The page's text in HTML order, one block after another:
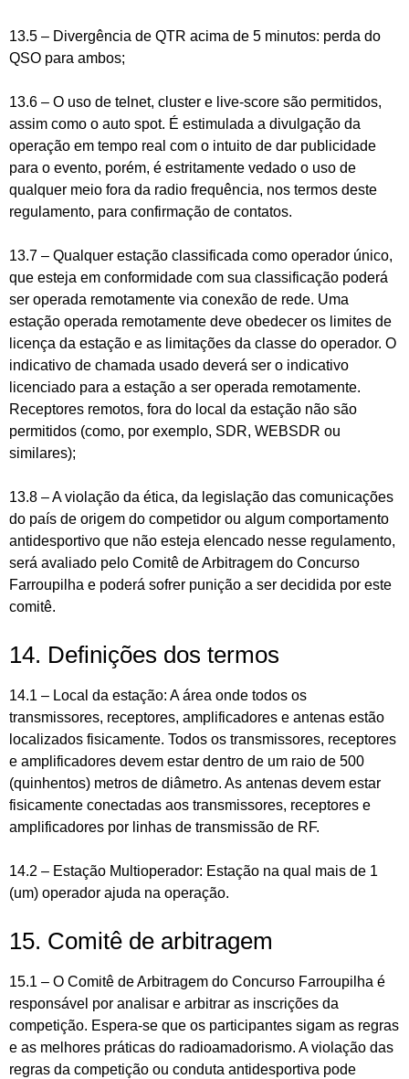
13.5 – Divergência de QTR acima de 5 minutos: perda do
QSO para ambos;
13.6 – O uso de telnet, cluster e live-score são permitidos,
assim como o auto spot. É estimulada a divulgação da
operação em tempo real com o intuito de dar publicidade
para o evento, porém, é estritamente vedado o uso de
qualquer meio fora da radio frequência, nos termos deste
regulamento, para confirmação de contatos.
13.7 – Qualquer estação classificada como operador único,
que esteja em conformidade com sua classificação poderá
ser operada remotamente via conexão de rede. Uma
estação operada remotamente deve obedecer os limites de
licença da estação e as limitações da classe do operador. O
indicativo de chamada usado deverá ser o indicativo
licenciado para a estação a ser operada remotamente.
Receptores remotos, fora do local da estação não são
permitidos (como, por exemplo, SDR, WEBSDR ou
similares);
13.8 – A violação da ética, da legislação das comunicações
do país de origem do competidor ou algum comportamento
antidesportivo que não esteja elencado nesse regulamento,
será avaliado pelo Comitê de Arbitragem do Concurso
Farroupilha e poderá sofrer punição a ser decidida por este
comitê.
14. Definições dos termos
14.1 – Local da estação: A área onde todos os
transmissores, receptores, amplificadores e antenas estão
localizados fisicamente. Todos os transmissores, receptores
e amplificadores devem estar dentro de um raio de 500
(quinhentos) metros de diâmetro. As antenas devem estar
fisicamente conectadas aos transmissores, receptores e
amplificadores por linhas de transmissão de RF.
14.2 – Estação Multioperador: Estação na qual mais de 1
(um) operador ajuda na operação.
15. Comitê de arbitragem
15.1 – O Comitê de Arbitragem do Concurso Farroupilha é
responsável por analisar e arbitrar as inscrições da
competição. Espera-se que os participantes sigam as regras
e as melhores práticas do radioamadorismo. A violação das
regras da competição ou conduta antidesportiva pode